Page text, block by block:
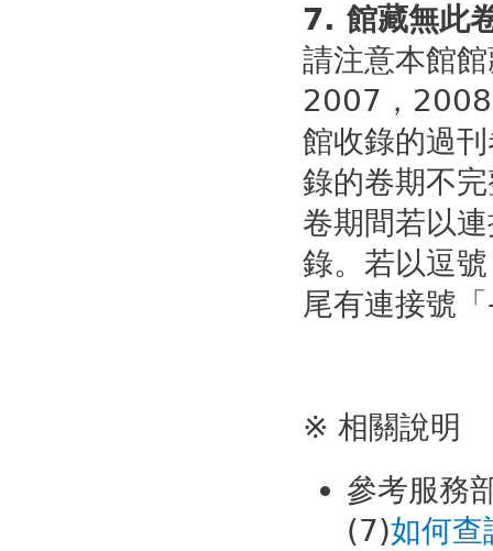
7. 館藏無此
請注意本館
2007，
館收錄的過
錄的卷期不
卷期間若以
錄。若以逗
尾有連接號
※ 相關說明
參考服務
(7)如何查